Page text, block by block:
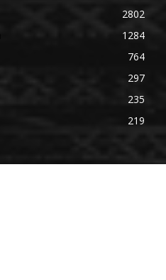
2802
1284
764
297
235
219